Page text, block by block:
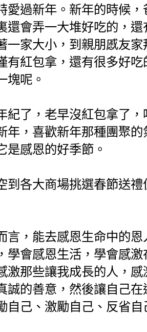
愛過新年。新年的時候
還會弄一大堆好吃的，
一家大小，到親朋慼友
有紅包拿，還有很多好
塊呢。
紀了，老早沒紅包拿了
年，喜歡新年那種團聚
是感恩的好季節。
到各大商場挑選春節送
言，能去感恩生命中的
學會感恩生活，學會感
激那些讓我成長的人，
誠的善意，然後讓自己
自己、激勵自己、反省